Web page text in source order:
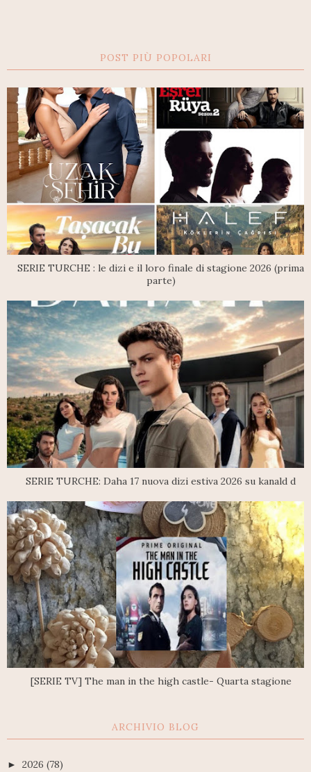
POST PIÙ POPOLARI
SERIE TURCHE : le dizi e il loro finale di stagione 2026 (prima
parte)
SERIE TURCHE: Daha 17 nuova dizi estiva 2026 su kanald d
[SERIE TV] The man in the high castle- Quarta stagione
ARCHIVIO BLOG
► 2026 (78)